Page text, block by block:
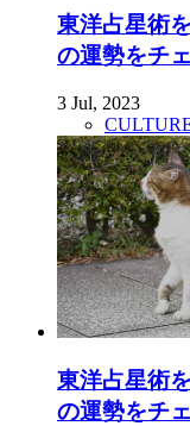
東洋占星術
の運勢をチ
3 Jul, 2023
東洋占星術
の運勢をチ